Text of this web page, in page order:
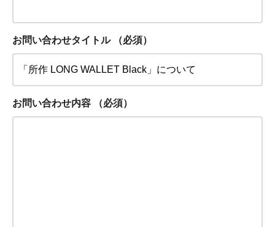
お問い合わせタイトル （必須）
お問い合わせ内容 （必須）